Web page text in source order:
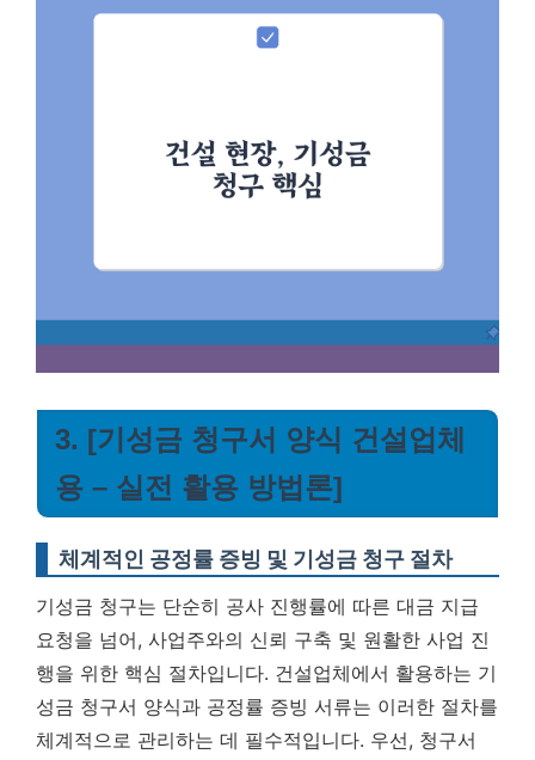
3. [기성금 청구서 양식 건설업체
용 – 실전 활용 방법론]
체계적인 공정률 증빙 및 기성금 청구 절차
기성금 청구는 단순히 공사 진행률에 따른 대금 지급
요청을 넘어, 사업주와의 신뢰 구축 및 원활한 사업 진
행을 위한 핵심 절차입니다. 건설업체에서 활용하는 기
성금 청구서 양식과 공정률 증빙 서류는 이러한 절차를
체계적으로 관리하는 데 필수적입니다. 우선, 청구서